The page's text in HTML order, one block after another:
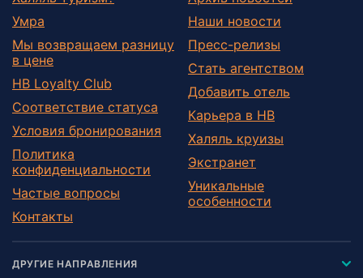
Умра
Мы возвращаем разницу
в цене
HB Loyalty Club
Соответствие статуса
Условия бронирования
Политика
конфиденциальности
Частые вопросы
Контакты
Наши новости
Пресс-релизы
Стать агентством
Добавить отель
Карьера в HB
Халяль круизы
Экстранет
Уникальные
особенности
ДРУГИЕ НАПРАВЛЕНИЯ